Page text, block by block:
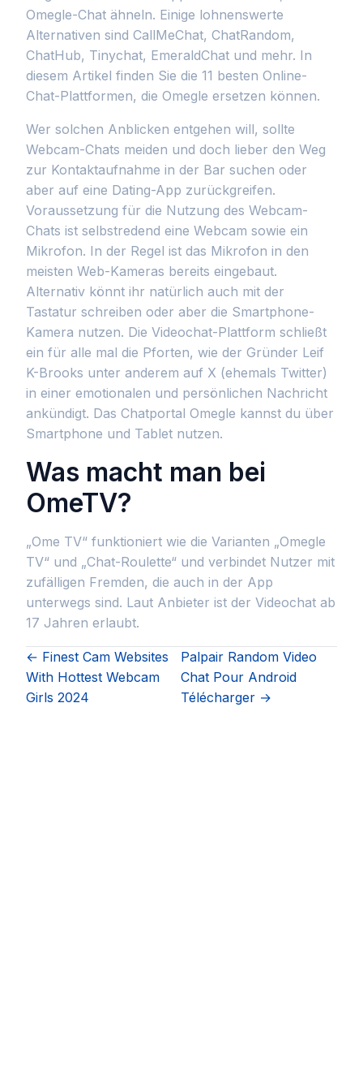
Omegle-Chat ähneln. Einige lohnenswerte
Alternativen sind CallMeChat, ChatRandom,
ChatHub, Tinychat, EmeraldChat und mehr. In
diesem Artikel finden Sie die 11 besten Online-
Chat-Plattformen, die Omegle ersetzen können.
Wer solchen Anblicken entgehen will, sollte
Webcam-Chats meiden und doch lieber den Weg
zur Kontaktaufnahme in der Bar suchen oder
aber auf eine Dating-App zurückgreifen.
Voraussetzung für die Nutzung des Webcam-
Chats ist selbstredend eine Webcam sowie ein
Mikrofon. In der Regel ist das Mikrofon in den
meisten Web-Kameras bereits eingebaut.
Alternativ könnt ihr natürlich auch mit der
Tastatur schreiben oder aber die Smartphone-
Kamera nutzen. Die Videochat-Plattform schließt
ein für alle mal die Pforten, wie der Gründer Leif
K-Brooks unter anderem auf X (ehemals Twitter)
in einer emotionalen und persönlichen Nachricht
ankündigt. Das Chatportal Omegle kannst du über
Smartphone und Tablet nutzen.
Was macht man bei
OmeTV?
„Ome TV“ funktioniert wie die Varianten „Omegle
TV“ und „Chat-Roulette“ und verbindet Nutzer mit
zufälligen Fremden, die auch in der App
unterwegs sind. Laut Anbieter ist der Videochat ab
17 Jahren erlaubt.
← Finest Cam Websites
With Hottest Webcam
Girls 2024
Palpair Random Video
Chat Pour Android
Télécharger →